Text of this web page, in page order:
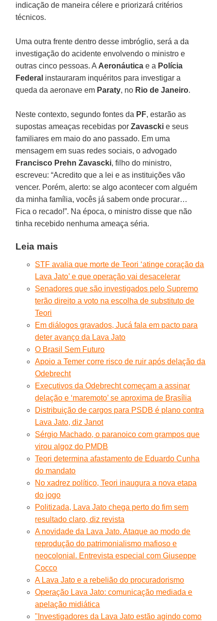
indicação de maneira célere e priorizará critérios
técnicos.
Uma outra frente dentro desse imbróglio, será a da
investigação do acidente envolvendo o ministro e
outras cinco pessoas. A Aeronáutica e a Polícia
Federal instauraram inquéritos para investigar a
queda da aeronave em Paraty, no Rio de Janeiro.
Neste contexto, segundo fontes da PF, estarão as
supostas ameaças recebidas porZavascki e seus
familiares em maio do ano passado. Em uma
mensagem em suas redes sociais, o advogado
Francisco Prehn Zavascki, filho do ministro,
escreveu: “Acredito que a lei e as instituições vão
vencer. Porém, alerto: se algo acontecer com alguém
da minha família, vocês já sabem onde procurar…
Fica o recado!”. Na época, o ministro disse que não
tinha recebido nenhuma ameaça séria.
Leia mais
STF avalia que morte de Teori ‘atinge coração da
Lava Jato’ e que operação vai desacelerar
Senadores que são investigados pelo Supremo
terão direito a voto na escolha de substituto de
Teori
Em diálogos gravados, Jucá fala em pacto para
deter avanço da Lava Jato
O Brasil Sem Futuro
Apoio a Temer corre risco de ruir após delação da
Odebrecht
Executivos da Odebrecht começam a assinar
delação e ‘maremoto’ se aproxima de Brasília
Distribuição de cargos para PSDB é plano contra
Lava Jato, diz Janot
Sérgio Machado, o paranoico com grampos que
virou algoz do PMDB
Teori determina afastamento de Eduardo Cunha
do mandato
No xadrez político, Teori inaugura a nova etapa
do jogo
Politizada, Lava Jato chega perto do fim sem
resultado claro, diz revista
A novidade da Lava Jato. Ataque ao modo de
reprodução do patrimonialismo mafioso e
neocolonial. Entrevista especial com Giuseppe
Cocco
A Lava Jato e a rebelião do procuradorismo
Operação Lava Jato: comunicação mediada e
apelação midiática
"Investigadores da Lava Jato estão agindo como